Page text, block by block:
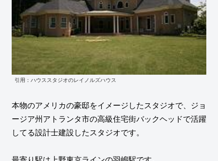
引用：ハウススタジオのレイノルズハウス
本物のアメリカの豪邸をイメージしたスタジオで、ジョ
ージア州アトランタ市の高級住宅街バックヘッドで活躍
してる設計士建設したスタジオです。